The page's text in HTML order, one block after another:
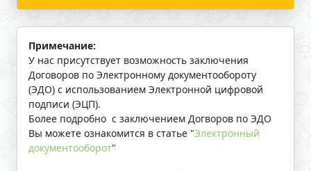
Примечание:
У нас присутствует возможность заключения
Договоров по Электронному документообороту
(ЭДО) с использованием Электронной цифровой
подписи (ЭЦП).
Более подробно с заключением Догворов по ЭДО
Вы можете ознакомится в статье "Электронный
документооборот"